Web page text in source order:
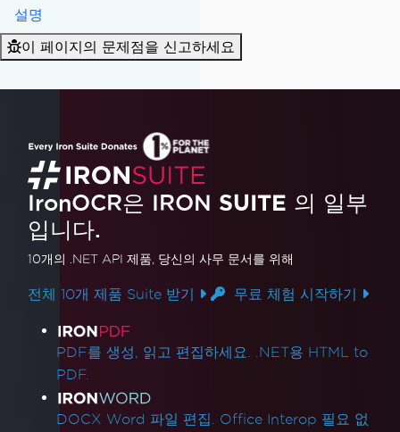
설명
이 페이지의 문제점을 신고하세요
IronOCR은 IRON SUITE 의 일부
입니다.
10개의 .NET API 제품, 당신의 사무 문서를 위해
전체 10개 제품 Suite 받기 무료 체험 시작하기
제품 링크
PDF를 생성, 읽고 편집하세요. .NET용 HTML to
PDF.
DOCX Word 파일 편집. Office Interop 필요 없